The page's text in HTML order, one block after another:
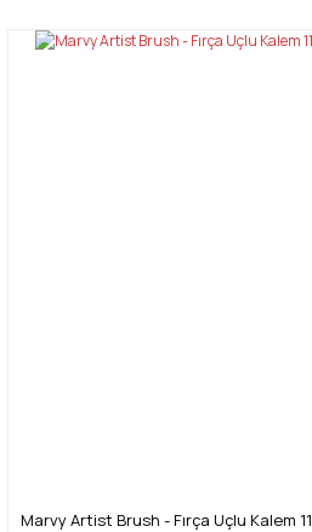
Marvy Artist Brush - Fırça Uçlu Kalem